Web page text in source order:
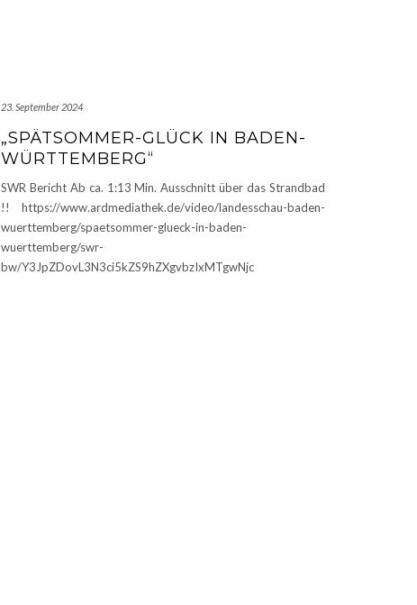
23. September 2024
„SPÄTSOMMER-GLÜCK IN BADEN-
WÜRTTEMBERG“
SWR Bericht Ab ca. 1:13 Min. Ausschnitt über das Strandbad
!! https://www.ardmediathek.de/video/landesschau-baden-
wuerttemberg/spaetsommer-glueck-in-baden-
wuerttemberg/swr-
bw/Y3JpZDovL3N3ci5kZS9hZXgvbzIxMTgwNjc